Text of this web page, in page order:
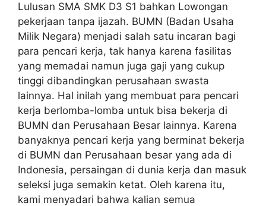
Lulusan SMA SMK D3 S1 bahkan Lowongan
pekerjaan tanpa ijazah. BUMN (Badan Usaha
Milik Negara) menjadi salah satu incaran bagi
para pencari kerja, tak hanya karena fasilitas
yang memadai namun juga gaji yang cukup
tinggi dibandingkan perusahaan swasta
lainnya. Hal inilah yang membuat para pencari
kerja berlomba-lomba untuk bisa bekerja di
BUMN dan Perusahaan Besar lainnya. Karena
banyaknya pencari kerja yang berminat bekerja
di BUMN dan Perusahaan besar yang ada di
Indonesia, persaingan di dunia kerja dan masuk
seleksi juga semakin ketat. Oleh karena itu,
kami menyadari bahwa kalian semua